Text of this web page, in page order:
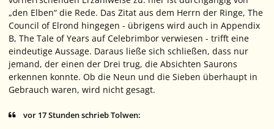
„den Elben“ die Rede. Das Zitat aus dem Herrn der Ringe, The
Council of Elrond hingegen - übrigens wird auch in Appendix
B, The Tale of Years auf Celebrimbor verwiesen - trifft eine
eindeutige Aussage. Daraus ließe sich schließen, dass nur
jemand, der einen der Drei trug, die Absichten Saurons
erkennen konnte. Ob die Neun und die Sieben überhaupt in
Gebrauch waren, wird nicht gesagt.
vor 17 Stunden schrieb Tolwen: